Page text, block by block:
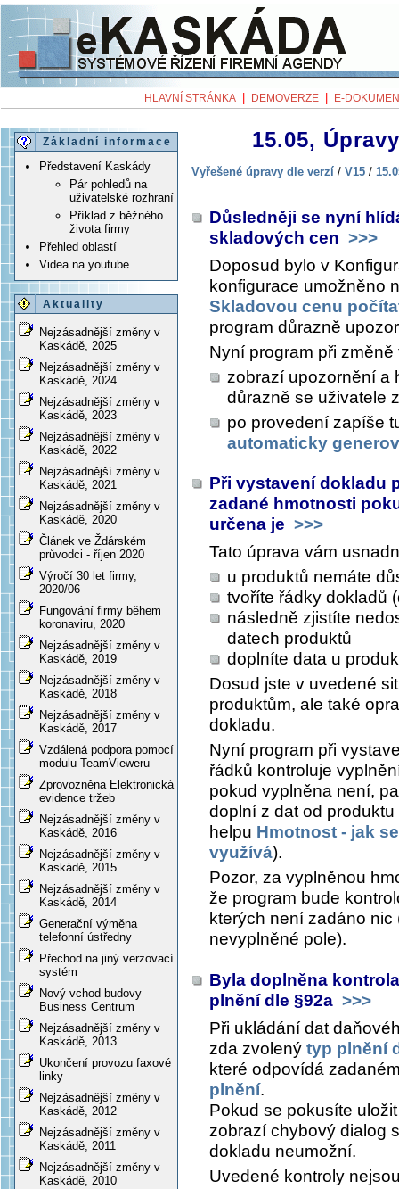
HLAVNÍ STRÁNKA DEMOVERZE E-
Základní informace
Představení Kaskády
Pár pohledů na
uživatelské rozhraní
Příklad z běžného
života firmy
Přehled oblastí
Videa na youtube
Aktuality
Nejzásadnější změny v
Kaskádě, 2025
Nejzásadnější změny v
Kaskádě, 2024
Nejzásadnější změny v
Kaskádě, 2023
Nejzásadnější změny v
Kaskádě, 2022
Nejzásadnější změny v
Kaskádě, 2021
Nejzásadnější změny v
Kaskádě, 2020
Článek ve Ždárském
průvodci - říjen 2020
Výročí 30 let firmy,
2020/06
Fungování firmy během
koronaviru, 2020
Nejzásadnější změny v
Kaskádě, 2019
Nejzásadnější změny v
Kaskádě, 2018
Nejzásadnější změny v
Kaskádě, 2017
Vzdálená podpora pomocí
modulu TeamVieweru
Zprovozněna Elektronická
evidence tržeb
Nejzásadnější změny v
Kaskádě, 2016
Nejzásadnější změny v
Kaskádě, 2015
Nejzásadnější změny v
Kaskádě, 2014
Generační výměna
telefonní ústředny
Přechod na jiný verzovací
systém
Nový vchod budovy
Business Centrum
Nejzásadnější změny v
Kaskádě, 2013
Ukončení provozu faxové
linky
Nejzásadnější změny v
Kaskádě, 2012
Nejzásadnější změny v
Kaskádě, 2011
Nejzásadnější změny v
Kaskádě, 2010
15.05,
Vyřešené úpravy dle verzí / V15 /
Důsledněji se nyní
skladových cen >>>
Doposud bylo v
konfigurace umožněno
Skladovou cenu
program důrazně
Nyní program při
zobrazí upozornění a
důrazně se uživatele
po provedení zapíše
automaticky
Při vystavení dokladu
zadané hmotnosti
určena je >>>
Tato úprava vám
u produktů nemáte
tvoříte řádky dokladů
následně zjistíte
datech produktů
doplníte data u
Dosud jste v uvedené
produktům, ale také
dokladu.
Nyní program při
řádků kontroluje
pokud vyplněna není,
doplní z dat od
helpu Hmotnost - jak
využívá).
Pozor, za vyplněnou
že program bude
kterých není zadáno
nevyplněné pole).
Byla doplněna
plnění dle §92a >>>
Při ukládání dat
zda zvolený typ plnění
které odpovídá
plnění.
Pokud se pokusíte
zobrazí chybový dialog
dokladu neumožní.
Uvedené kontroly